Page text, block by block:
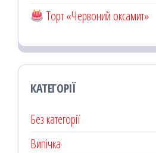
Торт «Червоний оксамит»
КАТЕГОРІЇ
Без категорії
Випічка